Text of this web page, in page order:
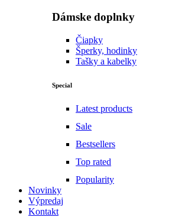
Dámske doplnky
Čiapky
Šperky, hodinky
Tašky a kabelky
Special
Latest products
Sale
Bestsellers
Top rated
Popularity
Novinky
Výpredaj
Kontakt